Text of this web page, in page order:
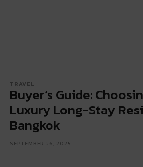
TRAVEL
Buyer’s Guide:
Luxury Long-Stay
Bangkok
SEPTEMBER 26, 2025